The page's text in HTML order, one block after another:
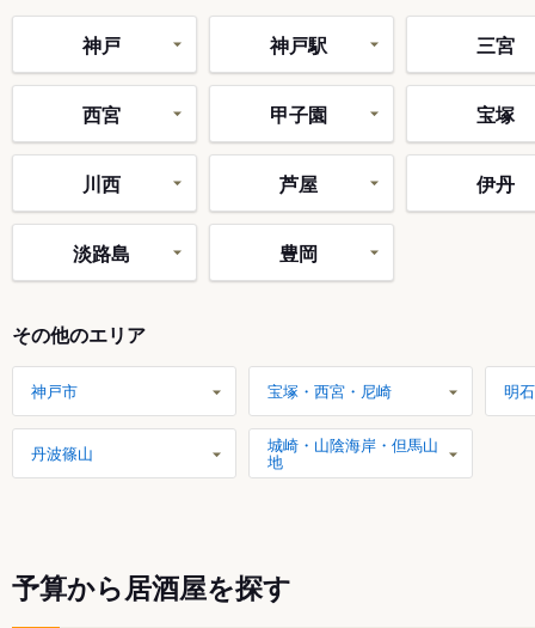
神戸 神戸駅 三宮
西宮 甲子園 宝塚
川西 芦屋 伊丹
淡路島 豊岡
その他のエリア
神戸市 宝塚・西宮・尼崎 明
丹波篠山 城崎・山陰海岸・但馬山
地
予算から居酒屋を探す